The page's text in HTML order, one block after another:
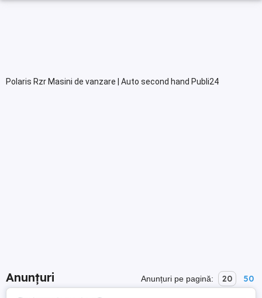
Polaris Rzr Masini de vanzare | Auto second hand Publi24
Anunțuri Anunțuri pe pagină: 20 50